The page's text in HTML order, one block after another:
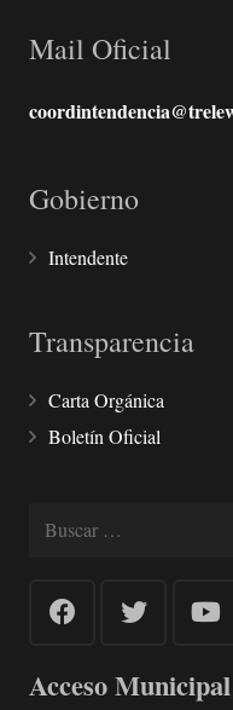
Mail Oficial
Gobierno
Intendente
Transparencia
Carta Orgánica
Boletín Oficial
Buscar:
Acceso Municipal